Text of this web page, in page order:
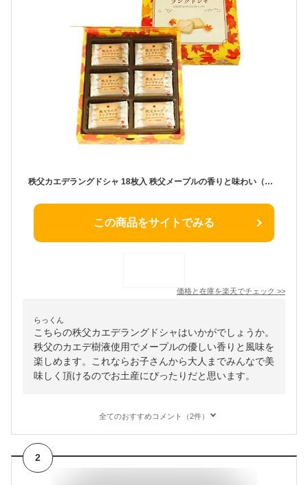
秩父カエデラングドシャ 18枚入 秩父メープルの香りと味わい（秩父のカエデ樹液使用）楓御歳暮 お歳暮 ギフト クリスマス 母の日 父の日 御年賀 埼玉県 樹液 バレンタイン ホワイトデー 秩父 【秩父物産】【出産祝い内祝い】楓 かえで お土産 贈り物におすすめ
この商品をサイトでみる
価格と在庫を楽天でチェック >>
らっくん
こちらの秩父カエデラングドシャはいかがでしょうか。
秩父のカエデ樹液使用でメープルの優しい香りと風味を
楽しめます。これならお子さんから大人までみんなで美
味しく頂けるのでお土産にぴったりだと思います。
全てのおすすめコメント（2件）
2